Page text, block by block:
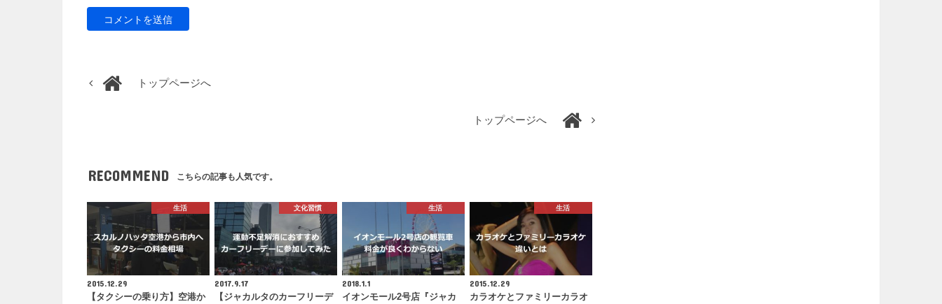
トップページへ
トップページへ
RECOMMEND こちらの記事も人気です。
生活
2015.12.29
【タクシーの乗り方】空港か
文化習慣
2017.9.17
【ジャカルタのカーフリーデ
生活
2018.1.1
イオンモール2号店『ジャカ
生活
2015.12.29
カラオケとファミリーカラオ